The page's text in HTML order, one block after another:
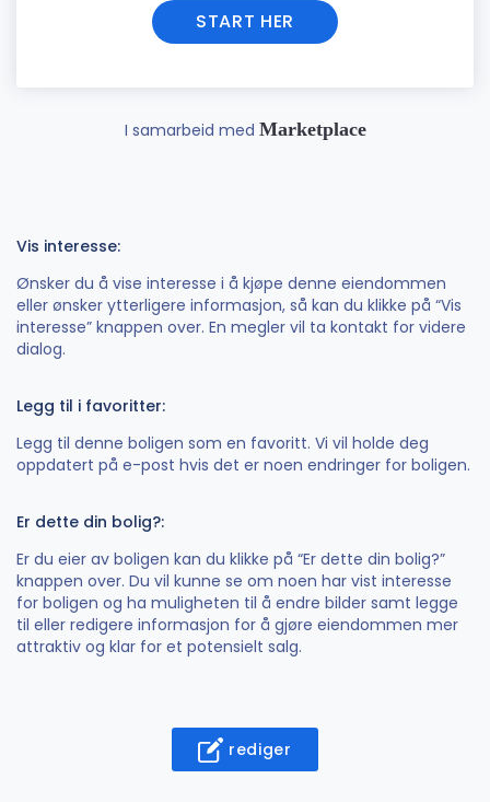
START HER
I samarbeid med Marketplace
Vis interesse:
Ønsker du å vise interesse i å kjøpe denne eiendommen
eller ønsker ytterligere informasjon, så kan du klikke på “Vis
interesse” knappen over. En megler vil ta kontakt for videre
dialog.
Legg til i favoritter:
Legg til denne boligen som en favoritt. Vi vil holde deg
oppdatert på e-post hvis det er noen endringer for boligen.
Er dette din bolig?:
Er du eier av boligen kan du klikke på “Er dette din bolig?”
knappen over. Du vil kunne se om noen har vist interesse
for boligen og ha muligheten til å endre bilder samt legge
til eller redigere informasjon for å gjøre eiendommen mer
attraktiv og klar for et potensielt salg.
rediger